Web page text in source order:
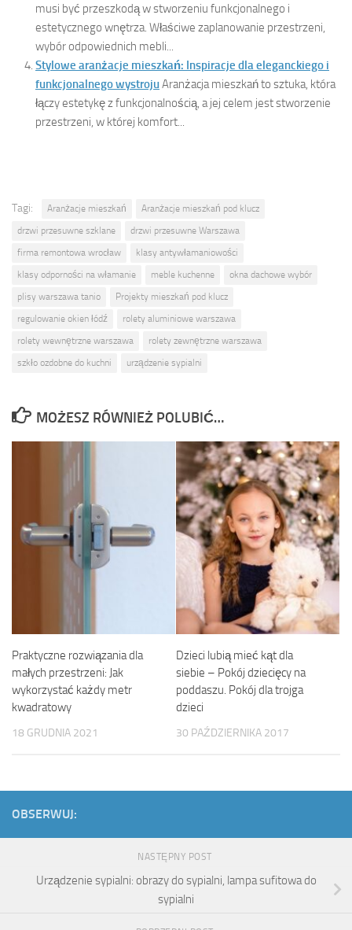
musi być przeszkodą w stworzeniu funkcjonalnego i
estetycznego wnętrza. Właściwe zaplanowanie przestrzeni,
wybór odpowiednich mebli...
Stylowe aranżacje mieszkań: Inspiracje dla eleganckiego i
funkcjonalnego wystrojuAranżacja mieszkań to sztuka, która
łączy estetykę z funkcjonalnością, a jej celem jest stworzenie
przestrzeni, w której komfort...
Tagi: Aranżacje mieszkań
Aranżacje mieszkań pod klucz
drzwi przesuwne szklane
drzwi przesuwne Warszawa
firma remontowa wrocław
klasy antywłamaniowości
klasy odporności na włamanie
meble kuchenne
okna dachowe wybór
plisy warszawa tanio
Projekty mieszkań pod klucz
regulowanie okien łódź
rolety aluminiowe warszawa
rolety wewnętrzne warszawa
rolety zewnętrzne warszawa
szkło ozdobne do kuchni
urządzenie sypialni
MOŻESZ RÓWNIEŻ POLUBIĆ…
Praktyczne rozwiązania dla
małych przestrzeni: Jak
wykorzystać każdy metr
kwadratowy
18 GRUDNIA 2021
Dzieci lubią mieć kąt dla
siebie – Pokój dziecięcy na
poddaszu. Pokój dla trojga
dzieci
30 PAŹDZIERNIKA 2017
OBSERWUJ:
NASTĘPNY POST
Urządzenie sypialni: obrazy do sypialni, lampa sufitowa do
sypialni